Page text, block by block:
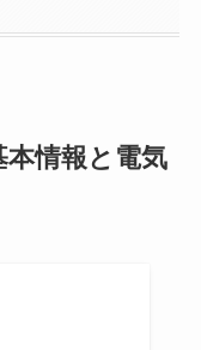
情報と電気